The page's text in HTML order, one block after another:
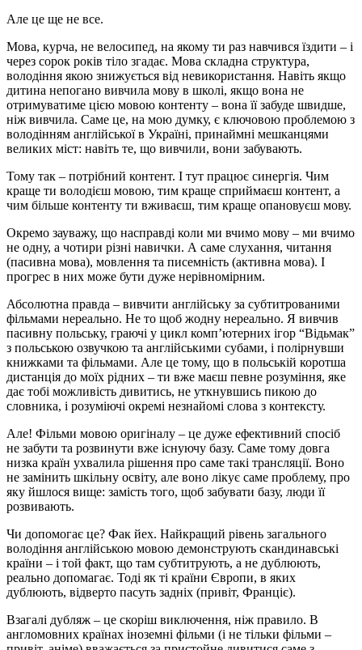
Але це ще не все.
Мова, курча, не велосипед, на якому ти раз навчився їздити – і
через сорок років тіло згадає. Мова складна структура,
володіння якою знижується від невикористання. Навіть якщо
дитина непогано вивчила мову в школі, якщо вона не
отримуватиме цією мовою контенту – вона її забуде швидше,
ніж вивчила. Саме це, на мою думку, є ключовою проблемою з
володінням англійської в Україні, принаймні мешканцями
великих міст: навіть те, що вивчили, вони забувають.
Тому так – потрібний контент. І тут працює синергія. Чим
краще ти володієш мовою, тим краще сприймаєш контент, а
чим більше контенту ти вживаєш, тим краще опановуєш мову.
Окремо зауважу, що насправді коли ми вчимо мову – ми вчимо
не одну, а чотири різні навички. А саме слухання, читання
(пасивна мова), мовлення та писемність (активна мова). І
прогрес в них може бути дуже нерівномірним.
Абсолютна правда – вивчити англійську за субтитрованими
фільмами нереально. Не то щоб жодну нереально. Я вивчив
пасивну польську, граючі у цикл комп’ютерних ігор “Відьмак”
з польською озвучкою та англійськими субами, і полірнувши
книжками та фільмами. Але це тому, що в польській коротша
дистанція до моїх рідних – ти вже маєш певне розуміння, яке
дає тобі можливість дивитись, не уткнувшись пикою до
словника, і розуміючі окремі незнайомі слова з контексту.
Але! Фільми мовою оригіналу – це дуже ефективний спосіб
не забути та розвинути вже існуючу базу. Саме тому довга
низка країн ухвалила рішення про саме такі трансляції. Воно
не замінить шкільну освіту, але воно лікує саме проблему, про
яку йшлося вище: замість того, щоб забувати базу, люди її
розвивають.
Чи допомогає це? Фак йех. Найкращий рівень загального
володіння англійською мовою демонструють скандинавські
країни – і той факт, що там субтитрують, а не дублюють,
реально допомагає. Тоді як ті країни Європи, в яких
дублюють, відверто пасуть задніх (привіт, Франціє).
Взагалі дубляж – це скоріш виключення, ніж правило. В
англомовних країнах іноземні фільми (і не тільки фільми –